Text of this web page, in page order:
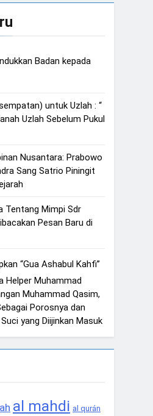
Badan kepada
untuk Uzlah : “
Uzlah Sebelum Pukul
Nusantara: Prabowo
Sang Satrio Piningit
Tentang Mimpi Sdr
Pesan Baru di
Helper Muhammad
Muhammad Qasim,
Porosnya dan
yang Diijinkan Masuk
al mahdi al qurán